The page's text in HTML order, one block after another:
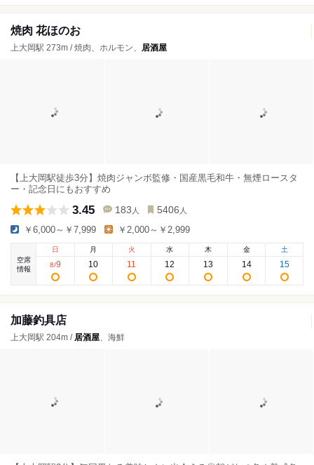
焼肉 花ほのお
上大岡駅 273m / 焼肉、ホルモン、 居酒屋
【上大岡駅徒歩3分】焼肉ジャンボ監修・国産黒毛和牛・無煙ロースタ
ー・記念日にもおすすめ
3.45 183 人 5406 人
￥6,000～￥7,999 ￥2,000～￥2,999
空席
情報
日
8/9
月
10
火
11
水
12
木
13
金
14
土
15
加藤釣具店
上大岡駅 204m / 居酒屋、海鮮